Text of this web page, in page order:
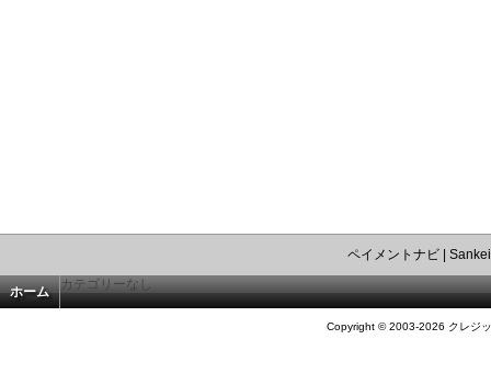
ペイメントナビ|
ホーム カテゴリーなし
Copyright © 2003-2026 クレジ